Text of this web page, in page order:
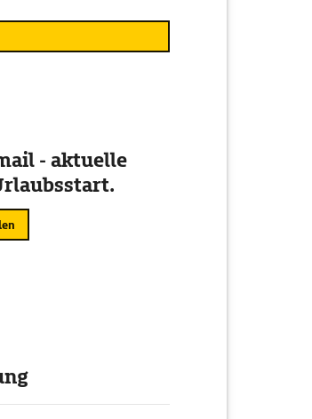
- aktuelle